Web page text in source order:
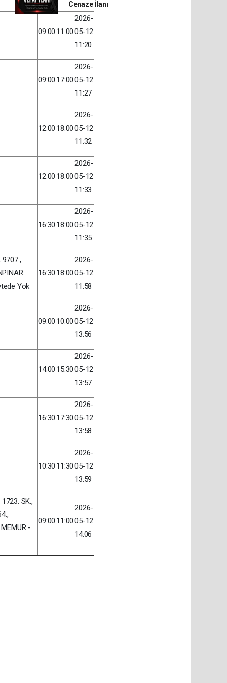
09:00 11:00
2026-
05-12
11:20
09:00 17:00
2026-
05-12
11:27
12:00 18:00
2026-
05-12
11:32
12:00 18:00
2026-
05-12
11:33
16:30 18:00
2026-
05-12
11:35
9707.,
Yok
16:30 18:00
2026-
05-12
11:58
09:00 10:00
2026-
05-12
13:56
14:00 15:30
2026-
05-12
13:57
16:30 17:30
2026-
05-12
13:58
10:30 11:30
2026-
05-12
13:59
SK.,
-
09:00 11:00
2026-
05-12
14:06
Cenaze İlanı